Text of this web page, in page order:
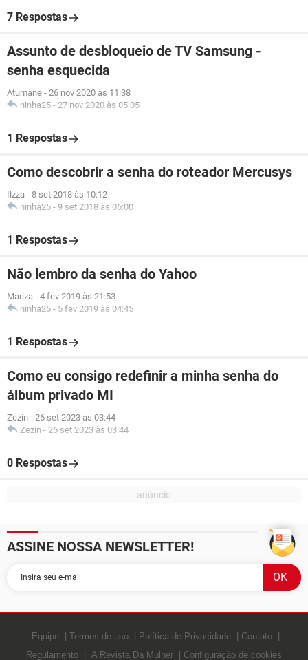
7 Respostas
Assunto de desbloqueio de TV Samsung -
senha esquecida
Atumane - 26 nov 2020 às 11:38
ninha25 - 27 nov 2020 às 05:05
1 Respostas
Como descobrir a senha do roteador Mercusys
Ilzza - 8 set 2018 às 10:12
ninha25 - 9 set 2018 às 06:00
1 Respostas
Não lembro da senha do Yahoo
Mariza - 4 fev 2019 às 21:53
ninha25 - 5 fev 2019 às 04:45
1 Respostas
Como eu consigo redefinir a minha senha do
álbum privado MI
Zezin - 26 set 2023 às 03:44
Zezin - 26 set 2023 às 03:44
0 Respostas
ASSINE NOSSA NEWSLETTER!
Equipe Termos de uso Política de Privacidade
Contato
Regulamento
A Revista Da Mulher Configuração de cookies